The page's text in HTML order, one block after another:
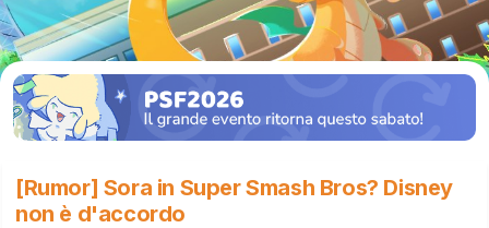
[Rumor] Sora in Super Smash Bros? Disney
non è d'accordo